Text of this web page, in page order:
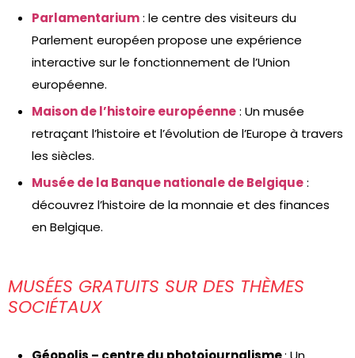
Parlamentarium: le centre des visiteurs du
Parlement européen propose une expérience
interactive sur le fonctionnement de l’Union
européenne.
Maison de l’histoire européenne: Un musée
retraçant l’histoire et l’évolution de l’Europe à travers
les siècles.
Musée de la Banque nationale de Belgique:
découvrez l’histoire de la monnaie et des finances
en Belgique.
MUSÉES GRATUITS SUR DES THÈMES
SOCIÉTAUX